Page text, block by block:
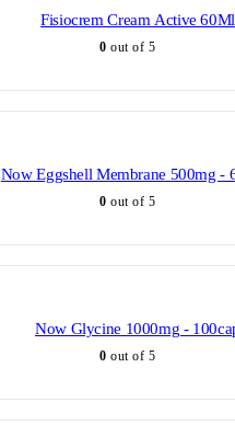
Fisiocrem Cream Active 60Ml
0 out of 5
Now Eggshell Membrane 500mg -
0 out of 5
Now Glycine 1000mg -
0 out of 5